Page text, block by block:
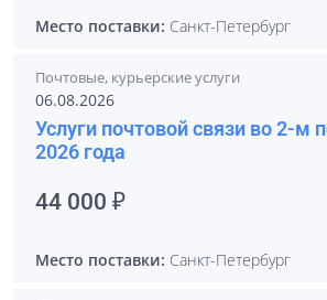
Место поставки: Санкт-Петербург
Почтовые, курьерские услуги
06.08.2026
Услуги почтовой связи во 2-м
2026 года
44 000 ₽
Место поставки: Санкт-Петербург